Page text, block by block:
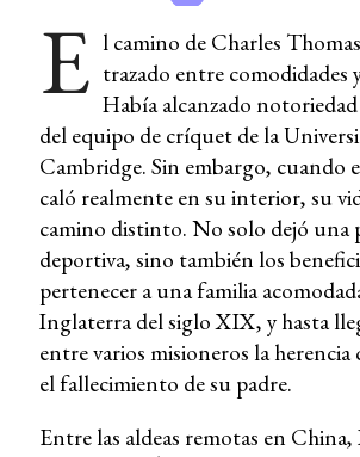
E l camino de Charles
trazado entre comodidades
Había alcanzado
del equipo de críquet de la
Cambridge. Sin embargo, cuando
caló realmente en su interior, su
camino distinto. No solo dejó una
deportiva, sino también los
pertenecer a una familia
Inglaterra del siglo XIX, y hasta
entre varios misioneros la herencia
el fallecimiento de su padre.
Entre las aldeas remotas en China,